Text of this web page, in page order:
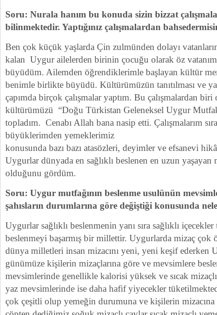
Soru: Nurala hanım bu konuda sizin bizzat
bilinmektedir. Yaptığınız çalışmalardan
Ben çok küçük yaşlarda Çin zulmünden dolayı
kalan Uygur ailelerden birinin çocuğu olarak öz
büyüdüm. Ailemden öğrendiklerimle başlayan kültür
benimle birlikte büyüdü. Kültürümüzün tanıtılması ve
çapımda birçok çalışmalar yaptım. Bu çalışmalardan
kültürümüzü “Doğu Türkistan Geleneksel Uygur
topladım. Cenabı Allah bana nasip etti. Çalışmalarım
büyüklerimden yemeklerimiz
konusunda bazı bazı atasözleri, deyimler ve efsanevi
Uygurlar dünyada en sağlıklı beslenen en uzun
olduğunu gördüm.
Soru: Uygur mutfağının beslenme usulünün
şahısların durumlarına göre değiştiği konusunda
Uygurlar sağlıklı beslenmenin yanı sıra sağlıklı
beslenmeyi başarmış bir millettir. Uygurlarda mizaç
dünya milletleri insan mizacını yeni, yeni keşif ederken
günümüze kişilerin mizaçlarına göre ve mevsimlere
mevsimlerinde genellikle kalorisi yüksek ve sıcak
yaz mevsimlerinde ise daha hafif yiyecekler
çok çeşitli olup yemeğin durumuna ve kişilerin